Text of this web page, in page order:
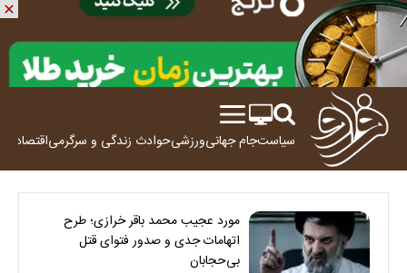
سیاستجام جهانیورزشیحوادث زندگی و سرگرمیاقتصاد
مورد عجیب محمد باقر خرازی؛ طرح
اتهامات جدی و صدور فتوای قتل
بی‌حجابان